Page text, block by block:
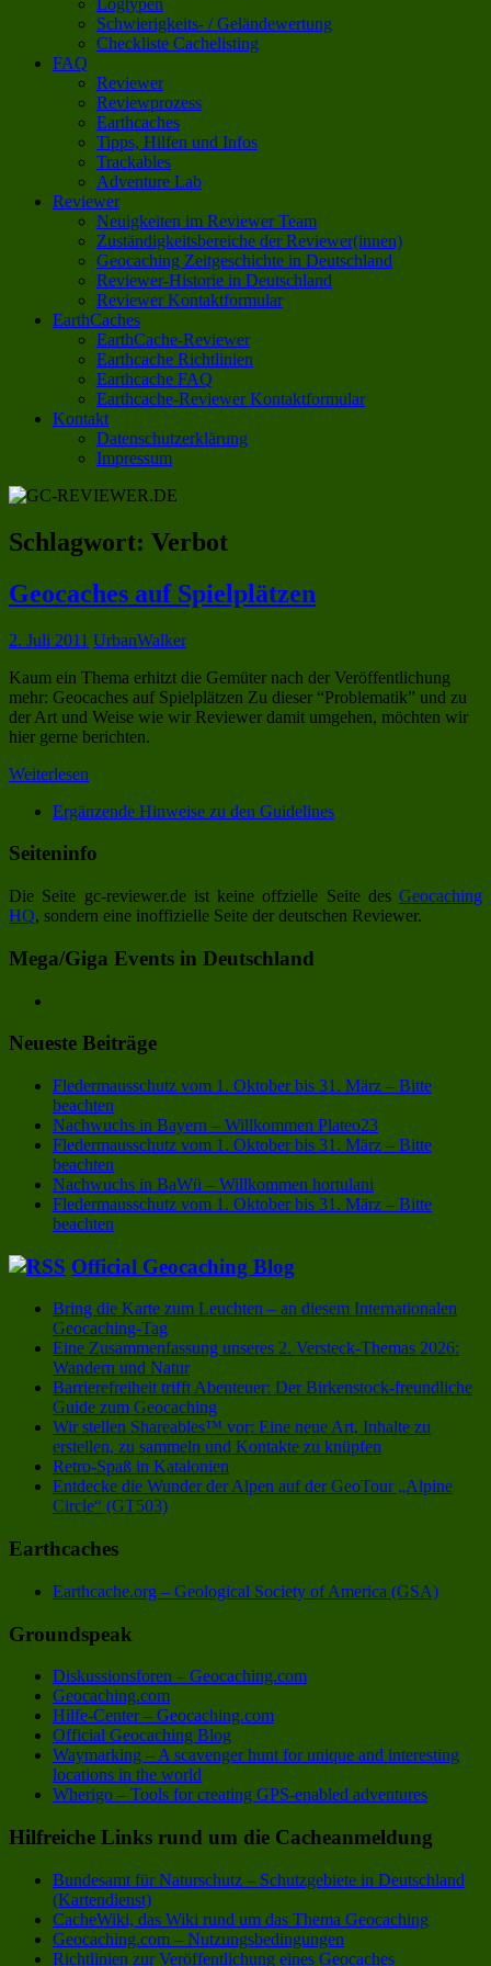
Logtypen
Schwierigkeits- / Geländewertung
Checkliste Cachelisting
FAQ
Reviewer
Reviewprozess
Earthcaches
Tipps, Hilfen und Infos
Trackables
Adventure Lab
Reviewer
Neuigkeiten im Reviewer Team
Zuständigkeitsbereiche der Reviewer(innen)
Geocaching Zeitgeschichte in Deutschland
Reviewer-Historie in Deutschland
Reviewer Kontaktformular
EarthCaches
EarthCache-Reviewer
Earthcache Richtlinien
Earthcache FAQ
Earthcache-Reviewer Kontaktformular
Kontakt
Datenschutzerklärung
Impressum
Schlagwort: Verbot
Geocaches auf Spielplätzen
2. Juli 2011 UrbanWalker
Kaum ein Thema erhitzt die Gemüter nach der Veröffentlichung
mehr: Geocaches auf Spielplätzen Zu dieser “Problematik” und zu
der Art und Weise wie wir Reviewer damit umgehen, möchten wir
hier gerne berichten.
Weiterlesen
Ergänzende Hinweise zu den Guidelines
Seiteninfo
Die Seite gc-reviewer.de ist keine offzielle Seite des Geocaching
HQ, sondern eine inoffizielle Seite der deutschen Reviewer.
Mega/Giga Events in Deutschland
Neueste Beiträge
Fledermausschutz vom 1. Oktober bis 31. März – Bitte
beachten
Nachwuchs in Bayern – Willkommen Plateo23
Fledermausschutz vom 1. Oktober bis 31. März – Bitte
beachten
Nachwuchs in BaWü – Willkommen hortulani
Fledermausschutz vom 1. Oktober bis 31. März – Bitte
beachten
Official Geocaching Blog
Bring die Karte zum Leuchten – an diesem Internationalen
Geocaching-Tag
Eine Zusammenfassung unseres 2. Versteck-Themas 2026:
Wandern und Natur
Barrierefreiheit trifft Abenteuer: Der Birkenstock-freundliche
Guide zum Geocaching
Wir stellen Shareables™ vor: Eine neue Art, Inhalte zu
erstellen, zu sammeln und Kontakte zu knüpfen
Retro-Spaß in Katalonien
Entdecke die Wunder der Alpen auf der GeoTour „Alpine
Circle“ (GT503)
Earthcaches
Earthcache.org – Geological Society of America (GSA)
Groundspeak
Diskussionsforen – Geocaching.com
Geocaching.com
Hilfe-Center – Geocaching.com
Official Geocaching Blog
Waymarking – A scavenger hunt for unique and interesting
locations in the world
Wherigo – Tools for creating GPS-enabled adventures
Hilfreiche Links rund um die Cacheanmeldung
Bundesamt für Naturschutz – Schutzgebiete in Deutschland
(Kartendienst)
CacheWiki, das Wiki rund um das Thema Geocaching
Geocaching.com – Nutzungsbedingungen
Richtlinien zur Veröffentlichung eines Geocaches